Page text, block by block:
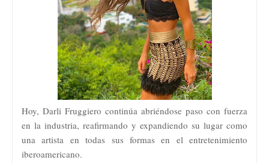
Hoy, Darli Fruggiero continúa abriéndose paso con fuerza
en la industria, reafirmando y expandiendo su lugar como
una artista en todas sus formas en el entretenimiento
iberoamericano.